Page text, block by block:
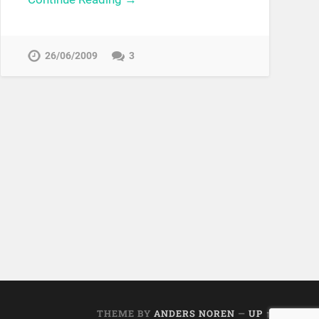
26/06/2009 3
THEME BY ANDERS NOREN — UP ↑